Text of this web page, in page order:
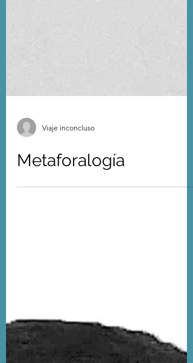
Viaje inconcluso
Metaforalogía